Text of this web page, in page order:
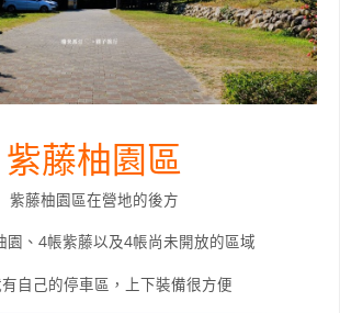
紫藤柚園區
紫藤柚園區在營地的後方
園、4帳紫藤以及4帳尚未開放的區域
自己的停車區，上下裝備很方便